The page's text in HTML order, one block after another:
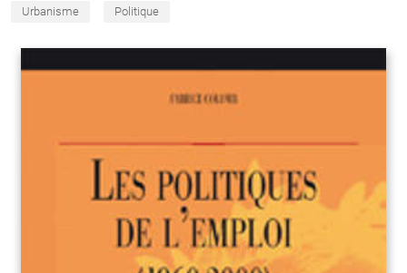
Urbanisme Politique